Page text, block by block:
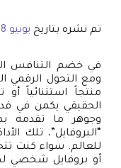
تم نشره بتاريخ يونيو 28, 2026
في خضم التنافس
ومع التحول الرقمي
منتجاً استثنائياً
الحقيقي يكمن في
وجوهر ما تقدمه
“البروفايل”، تلك
للعالم. سواء كنت
أو بروفايل شخصي